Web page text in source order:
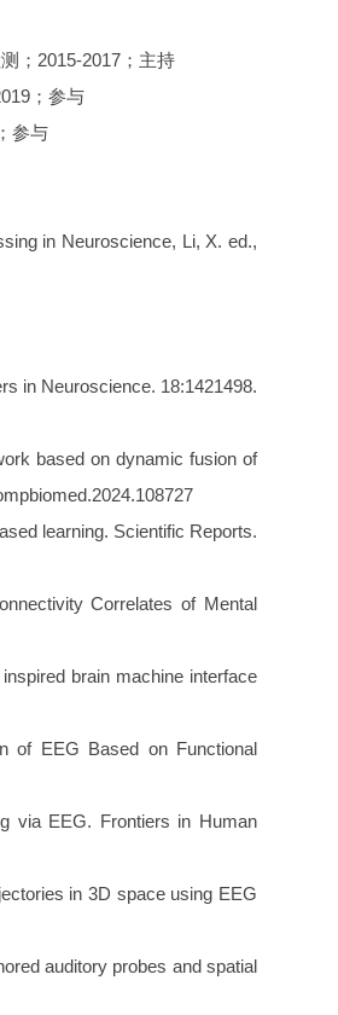
；2015-2017；主持
；参与
参与
in Neuroscience, Li, X. ed.,
in Neuroscience. 18:1421498.
based on dynamic fusion of
learning. Scientific Reports.
Correlates of Mental
brain machine interface
of EEG Based on Functional
via EEG. Frontiers in Human
in 3D space using EEG
auditory probes and spatial